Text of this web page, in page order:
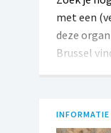
met een
deze
Brussel
INFORMATIE